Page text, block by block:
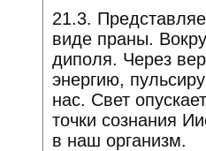
21.3.
виде праны.
диполя. Через
энергию,
нас. Свет
точки сознания
в наш организм.